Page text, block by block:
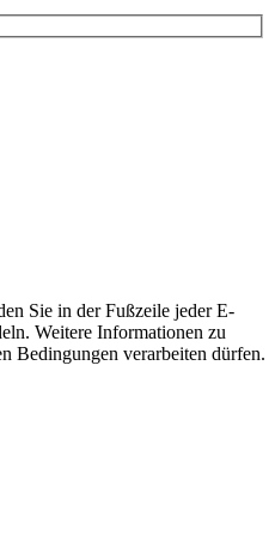
Sie in der Fußzeile jeder E-
Weitere Informationen zu
Bedingungen verarbeiten dürfen.